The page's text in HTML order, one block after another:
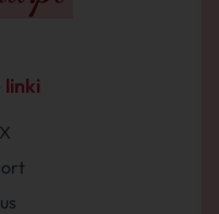
linki